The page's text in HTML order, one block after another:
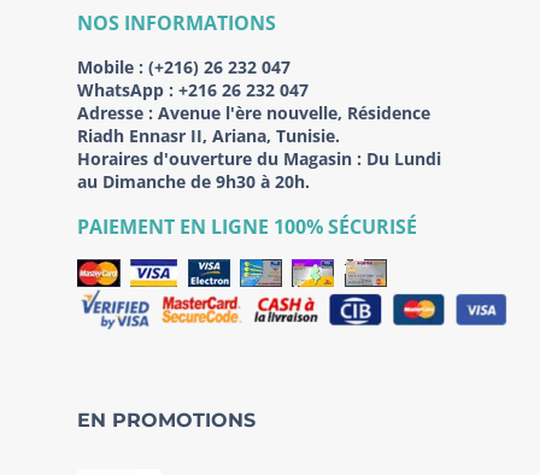
NOS INFORMATIONS
Mobile : (+216) 26 232 047
WhatsApp : +216 26 232 047
Adresse : Avenue l'ère nouvelle, Résidence
Riadh Ennasr II, Ariana, Tunisie.
Horaires d'ouverture du Magasin : Du Lundi
au Dimanche de 9h30 à 20h.
PAIEMENT EN LIGNE 100% SÉCURISÉ
EN PROMOTIONS